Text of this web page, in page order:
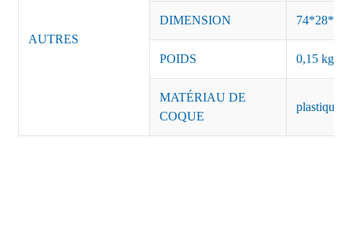
AUTRES
DIMENSION 74*28*41
POIDS 0,15 kg/
MATÉRIAU DE
COQUE
plastique